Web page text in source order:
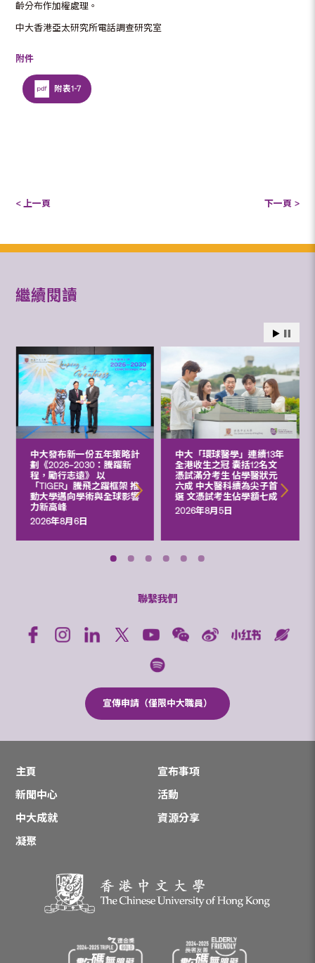
齡分布作加權處理。
中大香港亞太研究所電話調查研究室
附件
附表1-7
< 上一頁 下一頁 >
繼續閱讀
中大發布新一份五年策略計
劃《2026‒2030：騰躍新
程，勵行志遠》 以
「TIGER」騰飛之躍框架 推
動大學邁向學術與全球影響
力新高峰
2026年8月6日
中大「環球醫學」連續13年
全港收生之冠 囊括12名文
憑試滿分考生 佔學醫狀元
六成 中大醫科續為尖子首
選 文憑試考生佔學額七成
2026年8月5日
聯繫我們
宣傳申請（僅限中大職員）
主頁
宣布事項
新聞中心
活動
中大成就
資源分享
凝聚